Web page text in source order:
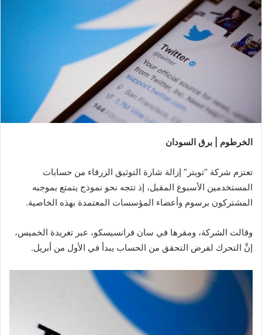
الخرطوم | برق السودان
تعتزم شركة “تويتر” إزالة شارة التوثيق الزرقاء من حسابات
المستخدمين الأسبوع المقبل، إذ تتجه نحو نموذج يتمتع بموجبه
المشتركون برسوم وأعضاء المؤسسات المعتمدة بهذه الخاصية.
وقالت الشركة، ومقرها في سان فرانسيسكو، عبر تغريدة الخميس،
إنَّ التحرك لفرض التحقق من الحساب يبدأ في الأول من أبريل.